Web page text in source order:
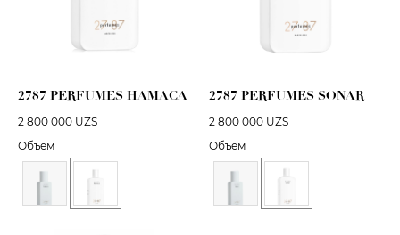
2787 PERFUMES HAMACA
2 800 000 UZS
Объем
2787 PERFUMES SONAR
2 800 000 UZS
Объем